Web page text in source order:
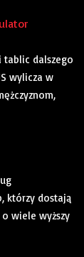
tablic dalszego
wylicza w
którzy dostają
wiele wyższy